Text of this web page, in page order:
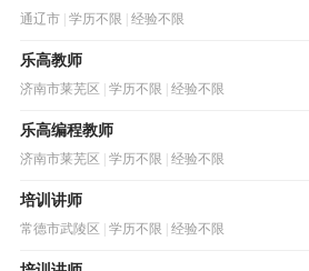
通辽市 学历不限 经验不限
乐高教师
济南市莱芜区 学历不限 经验不限
乐高编程教师
济南市莱芜区 学历不限 经验不限
培训讲师
常德市武陵区 学历不限 经验不限